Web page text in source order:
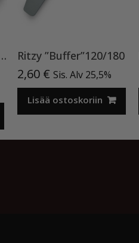
50 ml TPO vapaa
€.
Ritzy ”Buffer”120/180
2,60 € Sis. Alv 25,5%
Lisää ostoskoriin